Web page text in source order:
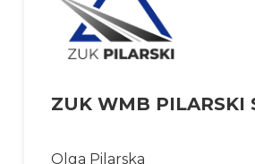
ZUK WMB PILARSKI
Olga Pilarska